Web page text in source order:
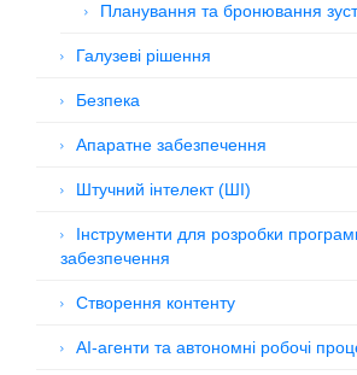
Планування та бронювання
Галузеві рішення
Безпека
Апаратне забезпечення
Штучний інтелект (ШІ)
Інструменти для розробки
забезпечення
Створення контенту
AI-агенти та автономні робочі